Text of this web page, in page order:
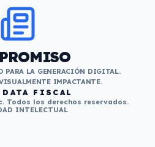
PARA LA GENERACIÓN DIGITAL.
IMPACTANTE.
FISCAL
Todos los derechos reservados.
INTELECTUAL